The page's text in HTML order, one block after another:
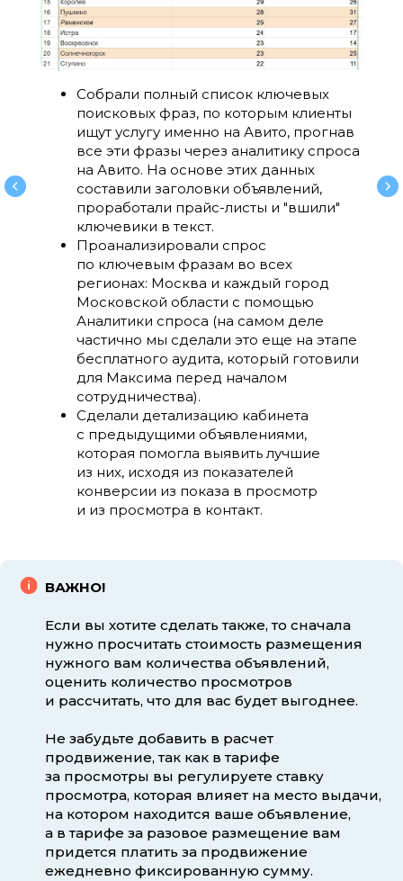
Собрали полный список ключевых
поисковых фраз, по которым клиенты
ищут услугу именно на Авито, прогнав
все эти фразы через аналитику спроса
на Авито. На основе этих данных
составили заголовки объявлений,
проработали прайс-листы и "вшили"
ключевики в текст.
Проанализировали спрос
по ключевым фразам во всех
регионах: Москва и каждый город
Московской области с помощью
Аналитики спроса (на самом деле
частично мы сделали это еще на этапе
бесплатного аудита, который готовили
для Максима перед началом
сотрудничества).
Сделали детализацию кабинета
с предыдущими объявлениями,
которая помогла выявить лучшие
из них, исходя из показателей
конверсии из показа в просмотр
и из просмотра в контакт.
ВАЖНО!
Если вы хотите сделать также, то сначала
нужно просчитать стоимость размещения
нужного вам количества объявлений,
оценить количество просмотров
и рассчитать, что для вас будет выгоднее.
Не забудьте добавить в расчет
продвижение, так как в тарифе
за просмотры вы регулируете ставку
просмотра, которая влияет на место выдачи,
на котором находится ваше объявление,
а в тарифе за разовое размещение вам
придется платить за продвижение
ежедневно фиксированную сумму.